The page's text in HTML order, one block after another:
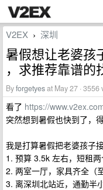
V2EX › 深圳
暑假想让老婆孩
，求推荐靠谱的
Byforgetyesat May 27 · 3556
看了 https://
突然想到暑假也快到了，
我是打算暑假把老婆孩子
1. 预算 3.5k 左右，短租两
2. 两室一厅，家具齐全（
3. 离深圳北站近，通勤半